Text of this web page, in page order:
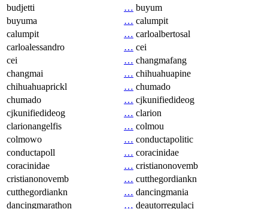
budjetti
… buyum
buyuma
… calumpit
calumpit
… carloalbertosal
carloalessandro
… cei
cei
… changmafang
changmai
… chihuahuapine
chihuahuaprickl
… chumado
chumado
… cjkunifiedideog
cjkunifiedideog
… clarion
clarionangelfis
… colmou
colmowo
… conductapolitic
conductapoll
… coracinidae
coracinidae
… cristianonovemb
cristianonovemb
… cutthegordiankn
cutthegordiankn
… dancingmania
dancingmarathon
… deautorregulaci